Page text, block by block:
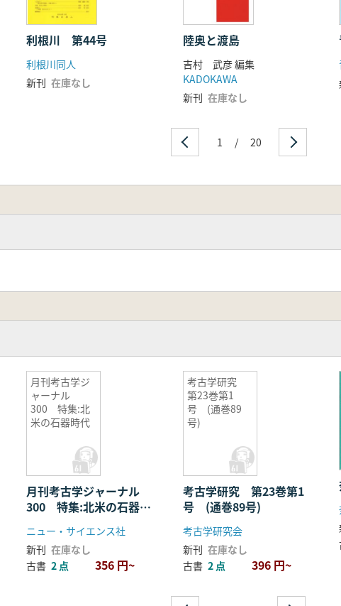
利根川 第44号
利根川同人
新刊 在庫なし
陸奥と渡島
吉村 武彦 編集
KADOKAWA
新刊 在庫なし
1 / 20
月刊考古学ジ
ャーナル
300 特集:北
米の石器時代
月刊考古学ジャーナル
300 特集:北米の石器時
ニュー・サイエンス社
新刊 在庫なし
古書 2 点 356 円~
考古学研究
第23巻第1
号 (通巻89
号)
考古学研究 第23巻第1
号 (通巻89号)
考古学研究会
新刊 在庫なし
古書 2 点 396 円~